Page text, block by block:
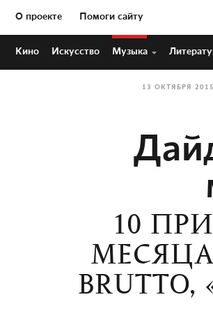
О проекте Помоги сайту
Кино Искусство Музыка
13 ОКТЯБРЯ 2015
10